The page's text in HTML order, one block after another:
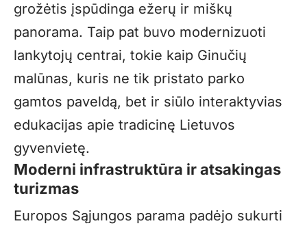
grožėtis įspūdinga ežerų ir miškų
panorama. Taip pat buvo modernizuoti
lankytojų centrai, tokie kaip Ginučių
malūnas, kuris ne tik pristato parko
gamtos paveldą, bet ir siūlo interaktyvias
edukacijas apie tradicinę Lietuvos
gyvenvietę.
Moderni infrastruktūra ir atsakingas
turizmas
Europos Sąjungos parama padėjo sukurti